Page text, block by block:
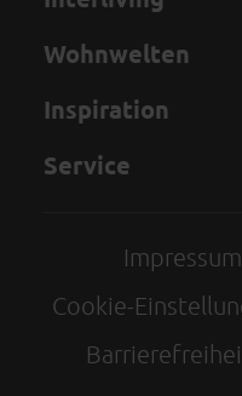
Wohnwelten
Inspiration
Service
Impressum
Cookie-